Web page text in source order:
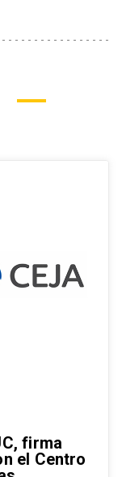
firma
el Centro